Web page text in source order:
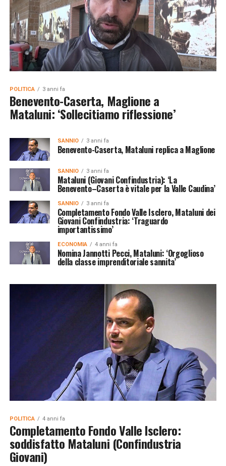
POLITICA 3 anni fa
Benevento-Caserta, Maglione a
Mataluni: ‘Sollecitiamo riflessione’
SANNIO 3 anni fa
Benevento-Caserta, Mataluni replica a Maglione
SANNIO 3 anni fa
Mataluni (Giovani Confindustria): ‘La
Benevento–Caserta è vitale per la Valle Caudina’
SANNIO 3 anni fa
Completamento Fondo Valle Isclero, Mataluni dei
Giovani Confindustria: ‘Traguardo
importantissimo’
ECONOMIA 4 anni fa
Nomina Jannotti Pecci, Mataluni: ‘Orgoglioso
della classe imprenditoriale sannita’
POLITICA 4 anni fa
Completamento Fondo Valle Isclero:
soddisfatto Mataluni (Confindustria
Giovani)